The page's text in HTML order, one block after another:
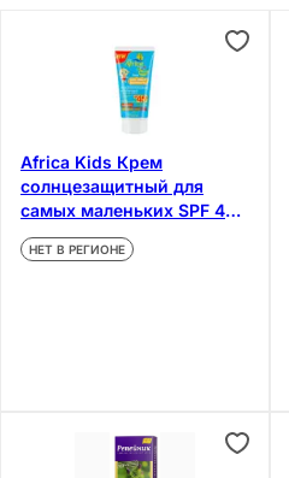
Africa Kids Крем
солнцезащитный для
самых маленьких SPF 45+
50 мл
НЕТ В РЕГИОНЕ